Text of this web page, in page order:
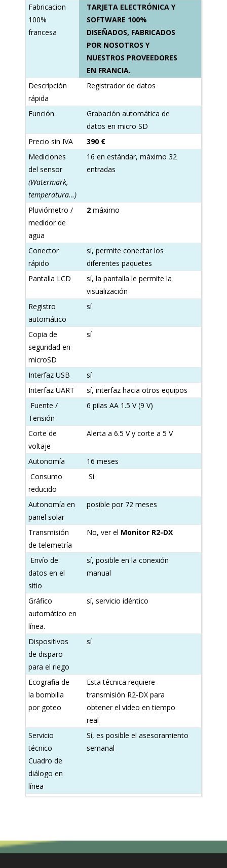
Fabricacion
100%
francesa
TARJETA ELECTRÓNICA Y
SOFTWARE 100%
DISEÑADOS, FABRICADOS
POR NOSOTROS Y
NUESTROS PROVEEDORES
EN FRANCIA.
Descripción
rápida
Registrador de datos
Función
Grabación automática de
datos en micro SD
Precio sin IVA
390 €
Mediciones
del sensor
(Watermark,
temperatura…)
16 en estándar, máximo 32
entradas
Pluviómetro /
medidor de
agua
2 máximo
Conector
rápido
sí, permite conectar los
diferentes paquetes
Pantalla LCD
sí, la pantalla le permite la
visualización
Registro
automático
sí
Copia de
seguridad en
microSD
sí
Interfaz USB
sí
Interfaz UART
sí, interfaz hacia otros equipos
Fuente /
Tensión
6 pilas AA 1.5 V (9 V)
Corte de
voltaje
Alerta a 6.5 V y corte a 5 V
Autonomía
16 meses
Consumo
reducido
Sí
Autonomía en
panel solar
posible por 72 meses
Transmisión
de telemetría
No, ver el Monitor R2-DX
Envío de
datos en el
sitio
sí, posible en la conexión
manual
Gráfico
automático en
línea.
sí, servicio idéntico
Dispositivos
de disparo
para el riego
sí
Ecografia de
la bombilla
por goteo
Esta técnica requiere
transmisión R2-DX para
obtener el video en tiempo
real
Servicio
técnico
Cuadro de
diálogo en
línea
Sí, es posible el asesoramiento
semanal